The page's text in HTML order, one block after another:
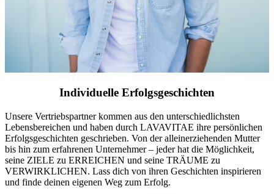
Individuelle Erfolgsgeschichten
Unsere Vertriebspartner kommen aus den unterschiedlichsten
Lebensbereichen und haben durch LAVAVITAE ihre persönlichen
Erfolgsgeschichten geschrieben. Von der alleinerziehenden Mutter
bis hin zum erfahrenen Unternehmer – jeder hat die Möglichkeit,
seine ZIELE zu ERREICHEN und seine TRÄUME zu
VERWIRKLICHEN. Lass dich von ihren Geschichten inspirieren
und finde deinen eigenen Weg zum Erfolg.